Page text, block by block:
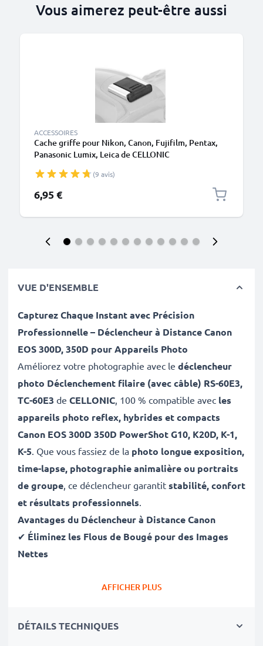
Vous aimerez peut-être aussi
ACCESSOIRES
Cache griffe pour Nikon, Canon, Fujifilm, Pentax,
Panasonic Lumix, Leica de CELLONIC
(9 avis)
6,95 €
VUE D'ENSEMBLE
Capturez Chaque Instant avec Précision
Professionnelle – Déclencheur à DistanceCanon
EOS 300D, 350D pour Appareils Photo
Améliorez votre photographie avec le déclencheur
photo Déclenchement filaire (avec câble) RS-60E3,
TC-60E3 de CELLONIC, 100 % compatible avec les
appareils photo reflex, hybrides et compacts
Canon EOS 300D 350D PowerShot G10, K20D, K-1,
K-5. Que vous fassiez de la photo longue exposition,
time-lapse, photographie animalière ou portraits
de groupe, ce déclencheur garantit stabilité, confort
et résultats professionnels.
Avantages du Déclencheur à DistanceCanon
✔ Éliminez les Flous de Bougé pour des Images
Nettes
télécommande, obtenez
laphotographie nocturne, macro et longue
AFFICHER PLUS
DÉTAILS TECHNIQUES